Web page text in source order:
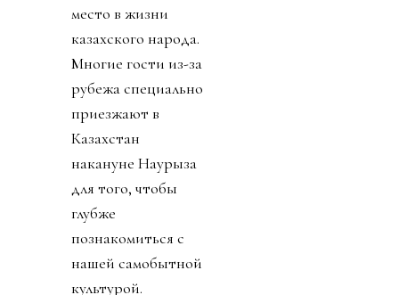
место в жизни
казахского народа.
Многие гости из-за
рубежа специально
приезжают в
Казахстан
накануне Наурыза
для того, чтобы
глубже
познакомиться с
нашей самобытной
культурой.